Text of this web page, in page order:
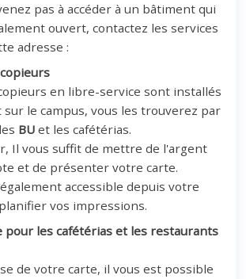
pas à accéder à un bâtiment qui
ouvert, contactez les services
adresse :
en libre-service sont installés
le campus, vous les trouverez par
BU et les cafétérias.
Il vous suffit de mettre de l'argent
et de présenter votre carte.
accessible depuis votre
vos impressions.
pour les cafétérias et les restaurants
de votre carte, il vous est possible